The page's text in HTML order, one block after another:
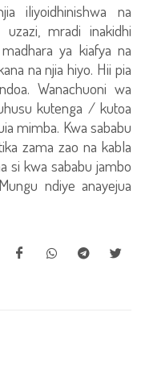
iliyoidhinishwa na
mradi inakidhi
ya kiafya na
na njia hiyo. Hii pia
Wanachuoni wa
kutenga / kutoa
mimba. Kwa sababu
zama zao na kabla
si kwa sababu jambo
ndiye anayejua